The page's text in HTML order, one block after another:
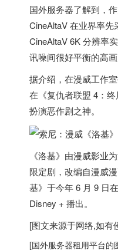
国外服务器了解到，
CineAltaV 在业界率
CineAltaV 6K 分辨率
讯噪间很好平衡的高画
据介绍，在漫威工作
在《复仇者联盟 4：
扮演恶作剧之神。
《洛基》由漫威影业
限定剧，改编自漫威
基》于今年 6 月 9 日
Disney + 播出。
[图文来源于网络,如有
[国外服务器租用平台的